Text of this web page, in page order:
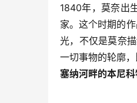
1840年，莫奈出
家。这个时期的
光，不仅是莫奈
一切事物的轮廓
塞纳河畔的本尼